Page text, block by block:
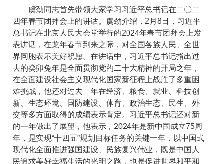
虞劲同志首先带领大家学习习近平总书记在二〇二
四年春节团拜会上的讲话。虞劲介绍，2月8日，习近平
总书记在北京人民大会堂举行的2024年春节团拜会上发
表讲话，在龙年春节到来之际，对全国各族人民、全世
界同胞表示美好祝愿。在讲话中，习近平总书记指出过
去的癸卯兔年是全面贯彻党的二十大精神的开局之年，
在全面建设社会主义现代化国家新征程上战胜了多重困
难挑战，他还对过去一年在经济、粮食、就业、科技创
新、生态环境、国防建设、体育、政治生态、民生、外
交等多方面取得的成绩表示肯定。习近平总书记还对新
的一年做出了展望，他表示，2024年是新中国成立75周
年，是实现“十四五”规划目标任务的关键一年，以中国式
现代化全面推进强国建设、民族复兴伟业，既是中国人
民追求美好幸福生活的光明之路，也是促进世界和平和